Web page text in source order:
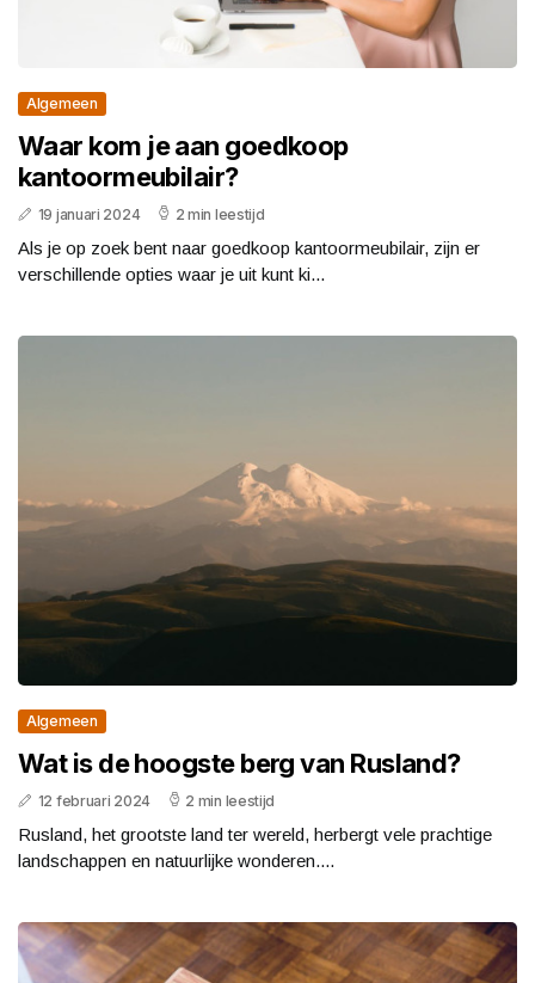
Algemeen
Waar kom je aan goedkoop
kantoormeubilair?
19 januari 2024 2 min leestijd
Als je op zoek bent naar goedkoop kantoormeubilair, zijn er
verschillende opties waar je uit kunt ki...
Algemeen
Wat is de hoogste berg van Rusland?
12 februari 2024 2 min leestijd
Rusland, het grootste land ter wereld, herbergt vele prachtige
landschappen en natuurlijke wonderen....